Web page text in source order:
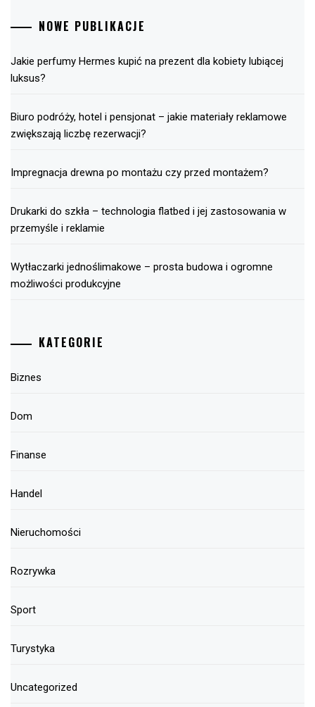
NOWE PUBLIKACJE
Jakie perfumy Hermes kupić na prezent dla kobiety lubiącej
luksus?
Biuro podróży, hotel i pensjonat – jakie materiały reklamowe
zwiększają liczbę rezerwacji?
Impregnacja drewna po montażu czy przed montażem?
Drukarki do szkła – technologia flatbed i jej zastosowania w
przemyśle i reklamie
Wytłaczarki jednoślimakowe – prosta budowa i ogromne
możliwości produkcyjne
KATEGORIE
Biznes
Dom
Finanse
Handel
Nieruchomości
Rozrywka
Sport
Turystyka
Uncategorized